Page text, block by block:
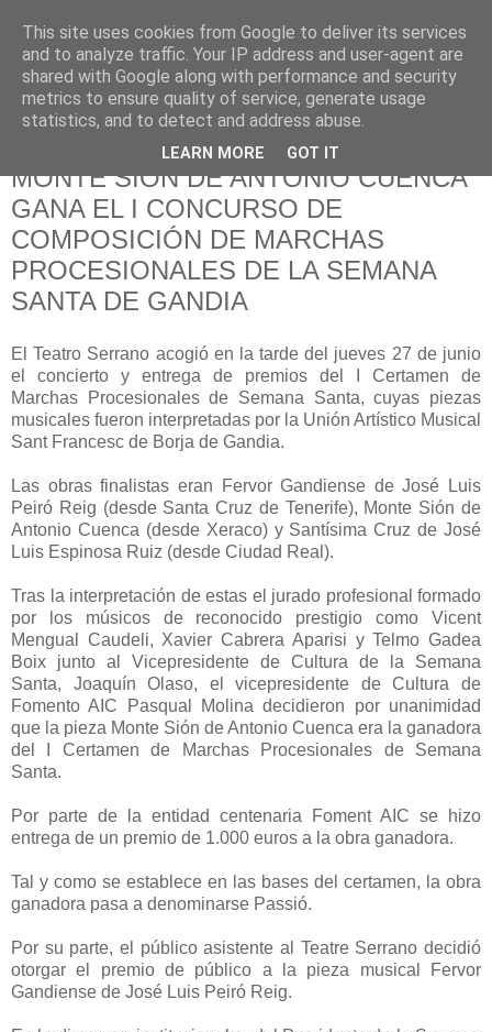
Hermandad de la
Santísima Cruz
MONTE SIÓN DE ANTONIO CUENCA
GANA EL I CONCURSO DE
COMPOSICIÓN DE MARCHAS
PROCESIONALES DE LA SEMANA
SANTA DE GANDIA
El Teatro Serrano acogió en la tarde del jueves 27 de junio
el concierto y entrega de premios del I Certamen de
Marchas Procesionales de Semana Santa, cuyas piezas
musicales fueron interpretadas por la Unión Artístico Musical
Sant Francesc de Borja de Gandia.
Las obras finalistas eran Fervor Gandiense de José Luis
Peiró Reig (desde Santa Cruz de Tenerife), Monte Sión de
Antonio Cuenca (desde Xeraco) y Santísima Cruz de José
Luis Espinosa Ruiz (desde Ciudad Real).
Tras la interpretación de estas el jurado profesional formado
por los músicos de reconocido prestigio como Vicent
Mengual Caudeli, Xavier Cabrera Aparisi y Telmo Gadea
Boix junto al Vicepresidente de Cultura de la Semana
Santa, Joaquín Olaso, el vicepresidente de Cultura de
Fomento AIC Pasqual Molina decidieron por unanimidad
que la pieza Monte Sión de Antonio Cuenca era la ganadora
del I Certamen de Marchas Procesionales de Semana
Santa.
Por parte de la entidad centenaria Foment AIC se hizo
entrega de un premio de 1.000 euros a la obra ganadora.
Tal y como se establece en las bases del certamen, la obra
ganadora pasa a denominarse Passió.
Por su parte, el público asistente al Teatre Serrano decidió
otorgar el premio de público a la pieza musical Fervor
Gandiense de José Luis Peiró Reig.
This site uses cookies from Google to deliver its services
and to analyze traffic. Your IP address and user-agent are
shared with Google along with performance and security
metrics to ensure quality of service, generate usage
statistics, and to detect and address abuse.
LEARN MORE GOT IT